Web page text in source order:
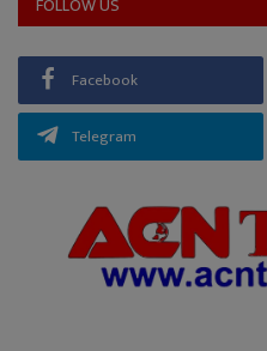
Facebook
Telegram